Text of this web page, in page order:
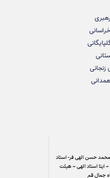
محمد حسن الهی فر- استاد
ایتا استاد الهی – هیئت
جمال قم